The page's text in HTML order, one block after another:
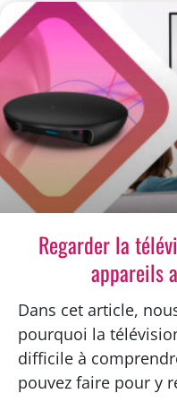
Regarder la
appareils
Dans cet article,
pourquoi la
difficile à
pouvez faire pour y